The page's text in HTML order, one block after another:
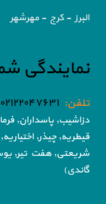
البرز - کرج - مهرشهر
نمایندگی
تلفن: ۰۲۱۲۲۰۴۷۶۳۱ -۰۲۱۸۶۰۵۱۸۵۴
دزاشیب, پاسداران,
قیطریه, چیذر, اختیاریه,
شریعتی, هفت تیر,
گاندی)